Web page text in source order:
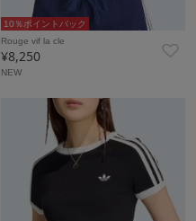
10％ポイントバック
Rouge vif la cle
¥8,250
NEW